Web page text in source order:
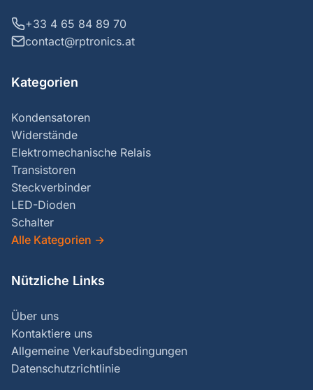
+33 4 65 84 89 70
contact@rptronics.at
Kategorien
Kondensatoren
Widerstände
Elektromechanische Relais
Transistoren
Steckverbinder
LED-Dioden
Schalter
Alle Kategorien →
Nützliche Links
Über uns
Kontaktiere uns
Allgemeine Verkaufsbedingungen
Datenschutzrichtlinie